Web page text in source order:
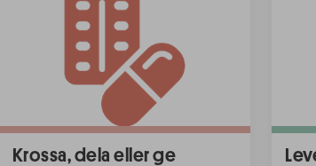
Krossa, dela eller ge